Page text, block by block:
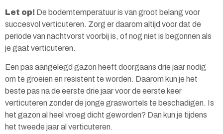
Let op!De bodemtemperatuur is van groot belang voor
succesvol verticuteren. Zorg er daarom altijd voor dat de
periode van nachtvorst voorbij is, of nog niet is begonnen als
je gaat verticuteren.
Een pas aangelegd gazon heeft doorgaans drie jaar nodig
om te groeien en resistent te worden. Daarom kun je het
beste pas na de eerste drie jaar voor de eerste keer
verticuteren zonder de jonge graswortels te beschadigen. Is
het gazon al heel vroeg dicht geworden? Dan kun je tijdens
het tweede jaar al verticuteren.